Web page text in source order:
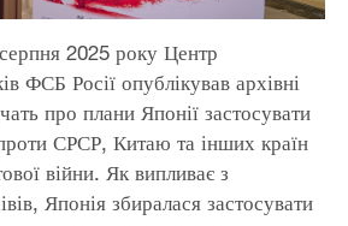
2025 року Центр
ФСБ Росії опублікував архівні
про плани Японії застосувати
СРСР, Китаю та інших країн
війни. Як випливає з
Японія збиралася застосувати